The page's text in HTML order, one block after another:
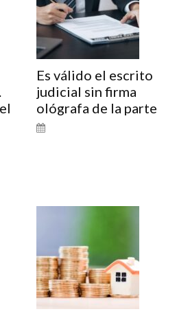
Es válido el escrito
judicial sin firma
ológrafa de la parte